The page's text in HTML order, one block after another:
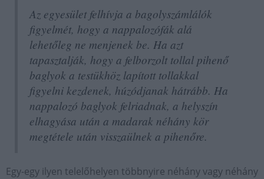
Az egyesület felhívja a bagolyszámlálók
figyelmét, hogy a nappalozófák alá
lehetőleg ne menjenek be. Ha azt
tapasztalják, hogy a felborzolt tollal pihenő
baglyok a testükhöz lapított tollakkal
figyelni kezdenek, húzódjanak hátrább. Ha
nappalozó baglyok felriadnak, a helyszín
elhagyása után a madarak néhány kör
megtétele után visszaülnek a pihenőre.
Egy-egy ilyen telelőhelyen többnyire néhány vagy néhány